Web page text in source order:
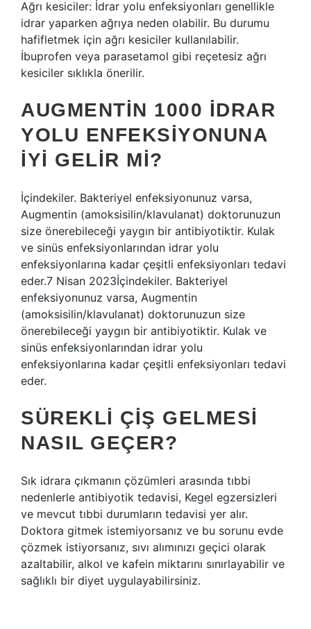
Ağrı kesiciler: İdrar yolu enfeksiyonları genellikle
idrar yaparken ağrıya neden olabilir. Bu durumu
hafifletmek için ağrı kesiciler kullanılabilir.
İbuprofen veya parasetamol gibi reçetesiz ağrı
kesiciler sıklıkla önerilir.
AUGMENTIN 1000 IDRAR
YOLU ENFEKSIYONUNA
IYI GELIR MI?
İçindekiler. Bakteriyel enfeksiyonunuz varsa,
Augmentin (amoksisilin/klavulanat) doktorunuzun
size önerebileceği yaygın bir antibiyotiktir. Kulak
ve sinüs enfeksiyonlarından idrar yolu
enfeksiyonlarına kadar çeşitli enfeksiyonları tedavi
eder.7 Nisan 2023İçindekiler. Bakteriyel
enfeksiyonunuz varsa, Augmentin
(amoksisilin/klavulanat) doktorunuzun size
önerebileceği yaygın bir antibiyotiktir. Kulak ve
sinüs enfeksiyonlarından idrar yolu
enfeksiyonlarına kadar çeşitli enfeksiyonları tedavi
eder.
SÜREKLI ÇIŞ GELMESI
NASIL GEÇER?
Sık idrara çıkmanın çözümleri arasında tıbbi
nedenlerle antibiyotik tedavisi, Kegel egzersizleri
ve mevcut tıbbi durumların tedavisi yer alır.
Doktora gitmek istemiyorsanız ve bu sorunu evde
çözmek istiyorsanız, sıvı alımınızı geçici olarak
azaltabilir, alkol ve kafein miktarını sınırlayabilir ve
sağlıklı bir diyet uygulayabilirsiniz.